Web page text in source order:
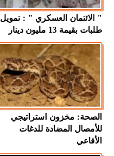
" الائتمان العسكري " : تمويل
طلبات بقيمة 13 مليون دينار
الصحة: مخزون استراتيجي
للأمصال المضادة للدغات
الأفاعي